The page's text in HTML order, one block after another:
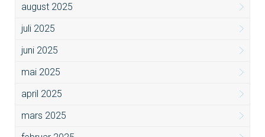
august 2025
juli 2025
juni 2025
mai 2025
april 2025
mars 2025